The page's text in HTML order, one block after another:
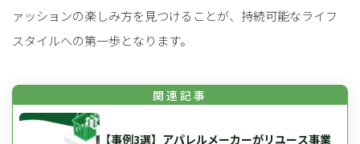
ァッションの楽しみ方を見つけることが、持続可能なライフ
スタイルへの第一歩となります。
【事例3選】アパレルメーカーがリユース事業